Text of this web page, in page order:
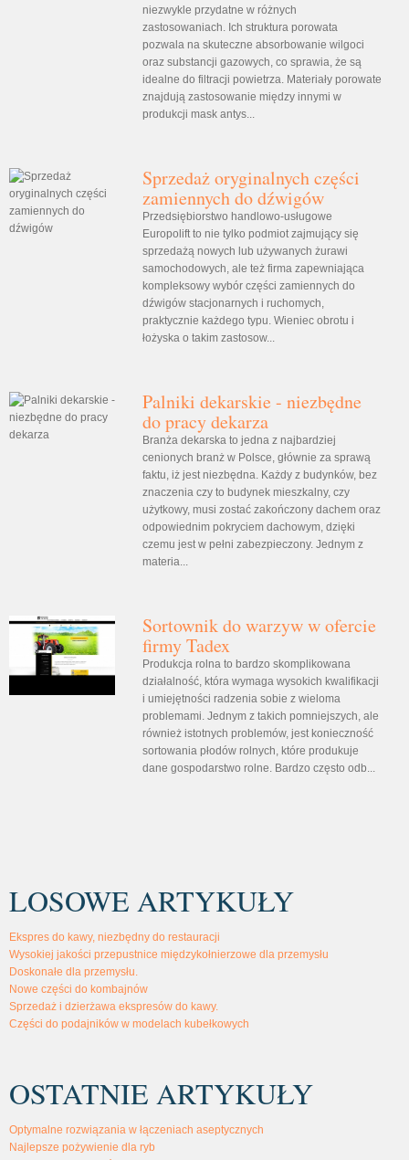
niezwykle przydatne w różnych
zastosowaniach. Ich struktura porowata
pozwala na skuteczne absorbowanie wilgoci
oraz substancji gazowych, co sprawia, że są
idealne do filtracji powietrza. Materiały porowate
znajdują zastosowanie między innymi w
produkcji mask antys...
Sprzedaż oryginalnych części
zamiennych do dźwigów
Przedsiębiorstwo handlowo-usługowe
Europolift to nie tylko podmiot zajmujący się
sprzedażą nowych lub używanych żurawi
samochodowych, ale też firma zapewniająca
kompleksowy wybór części zamiennych do
dźwigów stacjonarnych i ruchomych,
praktycznie każdego typu. Wieniec obrotu i
łożyska o takim zastosow...
Palniki dekarskie - niezbędne
do pracy dekarza
Branża dekarska to jedna z najbardziej
cenionych branż w Polsce, głównie za sprawą
faktu, iż jest niezbędna. Każdy z budynków, bez
znaczenia czy to budynek mieszkalny, czy
użytkowy, musi zostać zakończony dachem oraz
odpowiednim pokryciem dachowym, dzięki
czemu jest w pełni zabezpieczony. Jednym z
materia...
Sortownik do warzyw w ofercie
firmy Tadex
Produkcja rolna to bardzo skomplikowana
działalność, która wymaga wysokich kwalifikacji
i umiejętności radzenia sobie z wieloma
problemami. Jednym z takich pomniejszych, ale
również istotnych problemów, jest konieczność
sortowania płodów rolnych, które produkuje
dane gospodarstwo rolne. Bardzo często odb...
LOSOWE ARTYKUŁY
Ekspres do kawy, niezbędny do restauracji
Wysokiej jakości przepustnice międzykołnierzowe dla przemysłu
Doskonałe dla przemysłu.
Nowe części do kombajnów
Sprzedaż i dzierżawa ekspresów do kawy.
Części do podajników w modelach kubełkowych
OSTATNIE ARTYKUŁY
Optymalne rozwiązania w łączeniach aseptycznych
Najlepsze pożywienie dla ryb